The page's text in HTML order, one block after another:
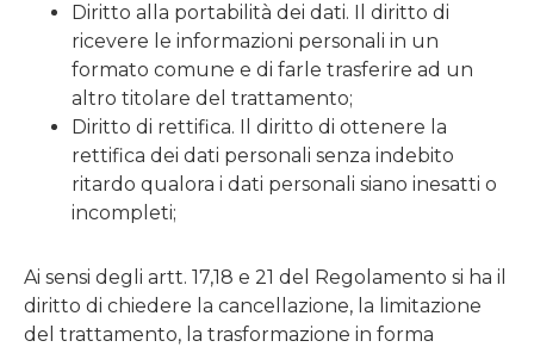
Diritto alla portabilità dei dati. Il diritto di
ricevere le informazioni personali in un
formato comune e di farle trasferire ad un
altro titolare del trattamento;
Diritto di rettifica. Il diritto di ottenere la
rettifica dei dati personali senza indebito
ritardo qualora i dati personali siano inesatti o
incompleti;
Ai sensi degli artt. 17,18 e 21 del Regolamento si ha il
diritto di chiedere la cancellazione, la limitazione
del trattamento, la trasformazione in forma